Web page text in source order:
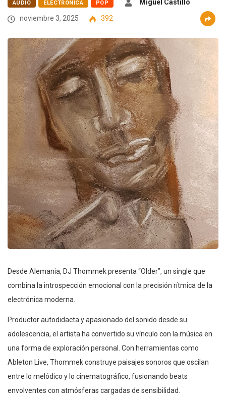
AUDIO ELECTRÓNICA POP
Miguel Castillo
noviembre 3, 2025
392
Desde Alemania, DJ Thommek presenta “Older”, un single que
combina la introspección emocional con la precisión rítmica de la
electrónica moderna.
Productor autodidacta y apasionado del sonido desde su
adolescencia, el artista ha convertido su vínculo con la música en
una forma de exploración personal. Con herramientas como
Ableton Live, Thommek construye paisajes sonoros que oscilan
entre lo melódico y lo cinematográfico, fusionando beats
envolventes con atmósferas cargadas de sensibilidad.